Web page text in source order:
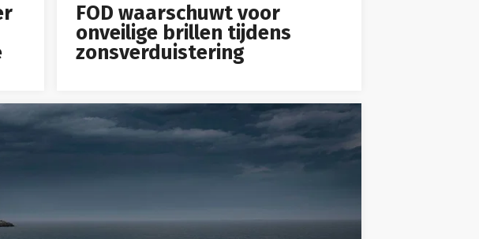
FOD waarschuwt voor
onveilige brillen tijdens
zonsverduistering